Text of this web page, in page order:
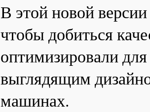
В этой новой
чтобы добиться
оптимизировали
выглядящим
машинах.